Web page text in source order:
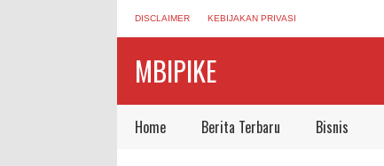
DISCLAIMER KEBIJAKAN PRIVASI
MBIPIKE
Home Berita Terbaru Bisnis